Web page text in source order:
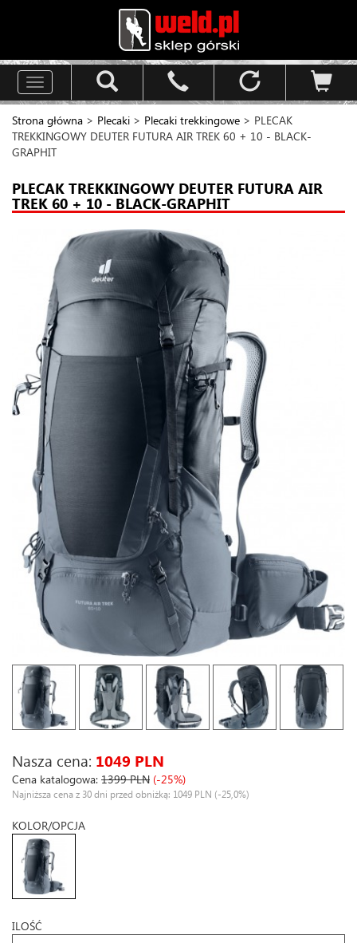
Toggle
navigation
Strona główna > Plecaki > Plecaki trekkingowe > PLECAK
TREKKINGOWY DEUTER FUTURA AIR TREK 60 + 10 - BLACK-
GRAPHIT
PLECAK TREKKINGOWY DEUTER FUTURA AIR
TREK 60 + 10 - BLACK-GRAPHIT
Nasza cena: 1049 PLN
Cena katalogowa: 1399 PLN (-25%)
Najniższa cena z 30 dni przed obniżką: 1049 PLN (-25,0%)
KOLOR/OPCJA
ILOŚĆ